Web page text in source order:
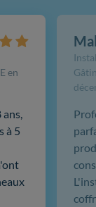
en
à 5